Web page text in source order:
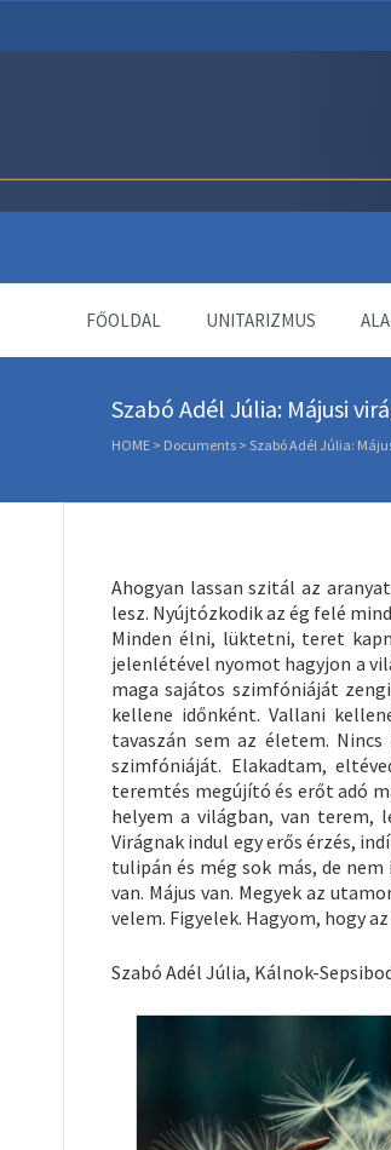
FŐOLDAL UNITARIZMUS
Szabó Adél Júlia: Májusi
HOME > Documents > Szabó Adél Júlia:
Ahogyan lassan szitál az
lesz. Nyújtózkodik az ég felé
Minden élni, lüktetni, teret
jelenlétével nyomot hagyjon a
maga sajátos szimfóniáját
kellene időnként. Vallani
tavaszán sem az életem.
szimfóniáját. Elakadtam,
teremtés megújító és erőt adó
helyem a világban, van terem,
Virágnak indul egy erős érzés,
tulipán és még sok más, de
van. Május van. Megyek az
velem. Figyelek. Hagyom, hogy
Szabó Adél Júlia, Kálnok-